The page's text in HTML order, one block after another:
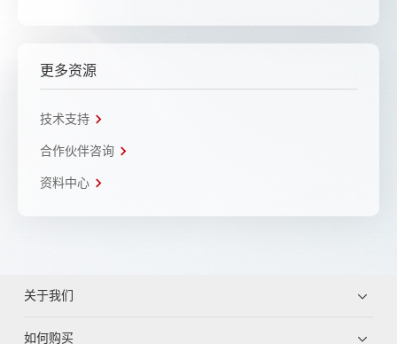
更多资源
技术支持
合作伙伴咨询
资料中心
关于我们
如何购买